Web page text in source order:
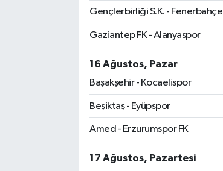
Gençlerbirliği S.K. - Fenerbahçe
Gaziantep FK - Alanyaspor
16 Ağustos, Pazar
Başakşehir - Kocaelispor
Beşiktaş - Eyüpspor
Amed - Erzurumspor FK
17 Ağustos, Pazartesi